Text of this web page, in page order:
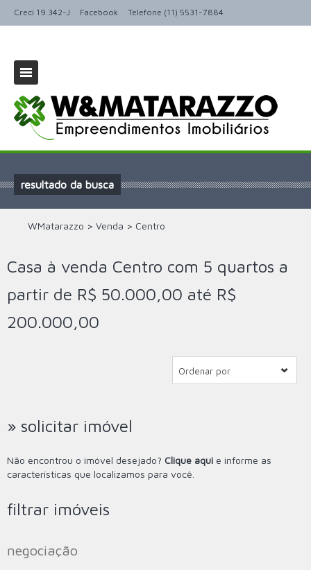
Creci 19.342-J Facebook Telefone (11) 5531-7884
resultado da busca
WMatarazzo > Venda > Centro
Casa à venda Centro com 5 quartos a
partir de R$ 50.000,00 até R$
200.000,00
Ordenar por
» solicitar imóvel
Não encontrou o imóvel desejado? Clique aqui e informe as
características que localizamos para você.
filtrar imóveis
negociação